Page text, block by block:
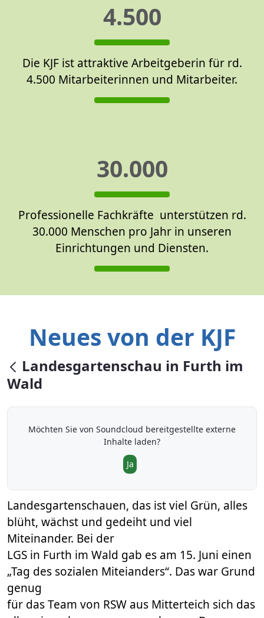
4.500
Die KJF ist attraktive Arbeitgeberin für rd.
4.500 Mitarbeiterinnen und Mitarbeiter.
30.000
Professionelle Fachkräfte unterstützen rd.
30.000 Menschen pro Jahr in unseren
Einrichtungen und Diensten.
Neues von der KJF
null
Landesgartenschau in Furth im
Wald
Möchten Sie von Soundcloud bereitgestellte externe
Inhalte laden?
Ja
Landesgartenschauen, das ist viel Grün, alles
blüht, wächst und gedeiht und viel
Miteinander. Bei der
LGS in Furth im Wald gab es am 15. Juni einen
„Tag des sozialen Miteianders“. Das war Grund
genug
für das Team von RSW aus Mitterteich sich das